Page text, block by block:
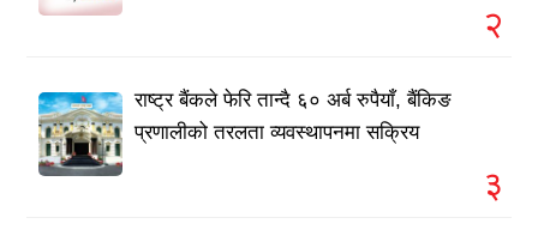
२
राष्ट्र बैंकले फेरि तान्दै ६० अर्ब रुपैयाँ, बैंकिङ
प्रणालीको तरलता व्यवस्थापनमा सक्रिय
३